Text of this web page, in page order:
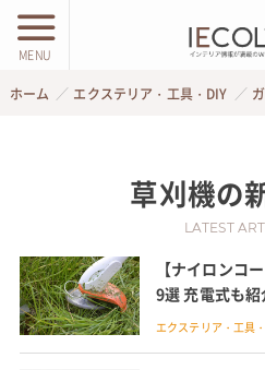
MENU
ホーム エクステリア・工具・DIY
草刈機の
LATEST
【ナイロンコ
9選 充電式も紹
エクステリア・工具